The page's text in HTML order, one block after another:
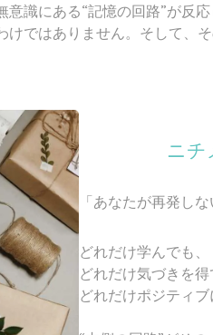
意識にある“記憶の回路”が反応
ではありません。 そして、
ニチ
「あなたが再発し
どれだけ学んでも、
どれだけ気づきを得
どれだけポジティ